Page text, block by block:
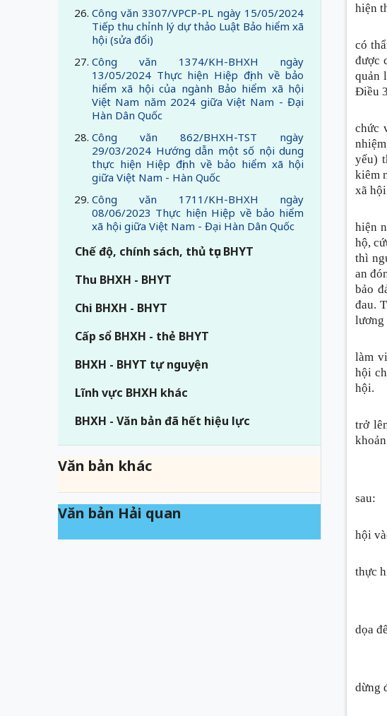
Công văn 3307/VPCP-PL ngày 15/05/2024
Tiếp thu chỉnh lý dự thảo Luật Bảo hiểm xã
hội (sửa đổi)
Công văn 1374/KH-BHXH ngày
13/05/2024 Thực hiện Hiệp định về bảo
hiểm xã hội của ngành Bảo hiểm xã hội
Việt Nam năm 2024 giữa Việt Nam - Đại
Hàn Dân Quốc
Công văn 862/BHXH-TST ngày
29/03/2024 Hướng dẫn một số nội dung
thực hiện Hiệp định về bảo hiểm xã hội
giữa Việt Nam - Hàn Quốc
Công văn 1711/KH-BHXH ngày
08/06/2023 Thực hiện Hiệp về bảo hiểm
xã hội giữa Việt Nam - Đại Hàn Dân Quốc
Chế độ, chính sách, thủ tục BHYT
Thu BHXH - BHYT
Chi BHXH - BHYT
Cấp sổ BHXH - thẻ BHYT
BHXH - BHYT tự nguyện
Lĩnh vực BHXH khác
BHXH - Văn bản đã hết hiệu lực
Văn bản khác
Văn bản Hải quan
hiện
có
được
quản
Điều
chức
yếu)
kiêm
xã
hiện
hộ,
thì
an
bảo
đau.
lương
làm
hội
hội.
trở
sau:
hội
thực
dọa
dừng